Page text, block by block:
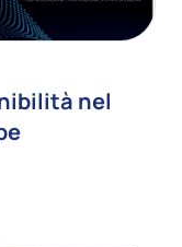
nel